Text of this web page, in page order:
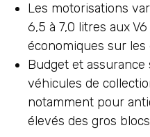
Les motorisations
6,5 à 7,0 litres aux
économiques sur
Budget et
véhicules de
notamment pour
élevés des gros blocs